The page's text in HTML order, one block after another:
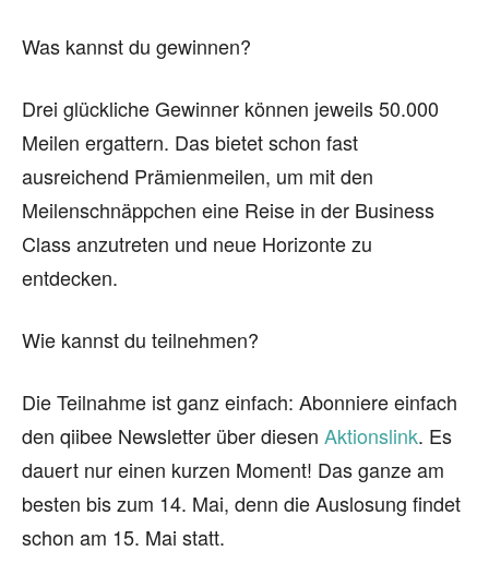
Was kannst du gewinnen?
Drei glückliche Gewinner können jeweils 50.000
Meilen ergattern. Das bietet schon fast
ausreichend Prämienmeilen, um mit den
Meilenschnäppchen eine Reise in der Business
Class anzutreten und neue Horizonte zu
entdecken.
Wie kannst du teilnehmen?
Die Teilnahme ist ganz einfach: Abonniere einfach
den qiibee Newsletter über diesen Aktionslink. Es
dauert nur einen kurzen Moment! Das ganze am
besten bis zum 14. Mai, denn die Auslosung findet
schon am 15. Mai statt.